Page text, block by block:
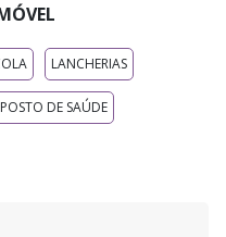
LANCHERIAS
POSTO DE SAÚDE